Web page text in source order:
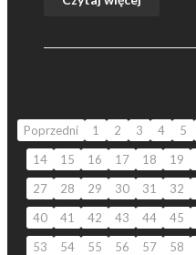
Poprzedni 1 2 3 4 5
14
15 16 17 18 19
27
28 29 30 31 32
40
41 42 43 44 45
53
54 55 56 57 58